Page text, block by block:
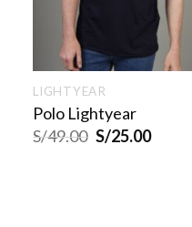
LIGHTYEAR
Polo Lightyear
S/49.00 S/25.00